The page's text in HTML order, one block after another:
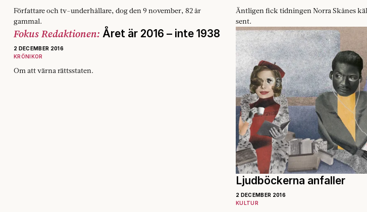
Författare och tv-underhållare, dog den 9 november, 82 år
gammal.
Äntligen fick ­tidningen Norra Skånes
sent.
Fokus Redaktionen: Året är 2016 – inte 1938
2 DECEMBER 2016
KRÖNIKOR
Om att värna rättsstaten.
Ljudböckerna anfaller
2 DECEMBER 2016
KULTUR